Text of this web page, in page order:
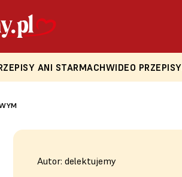
ANI STARMACHWIDEO PRZEPISY
Autor: delektujemy